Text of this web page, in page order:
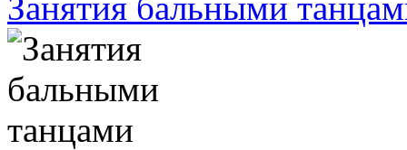
Занятия бальными